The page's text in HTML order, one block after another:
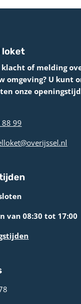
loket
klacht of melding
omgeving? U kunt
onze
99
van 08:30 tot 17:00